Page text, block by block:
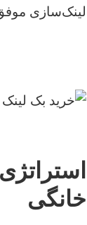
لینک‌سازی موفق
خانگی